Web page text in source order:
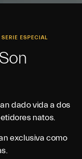
ESPECIAL
dado vida a dos
natos.
exclusiva como